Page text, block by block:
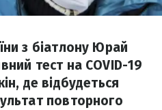
з біатлону Юрай
тест на COVID-19
де відбудеться
повторного